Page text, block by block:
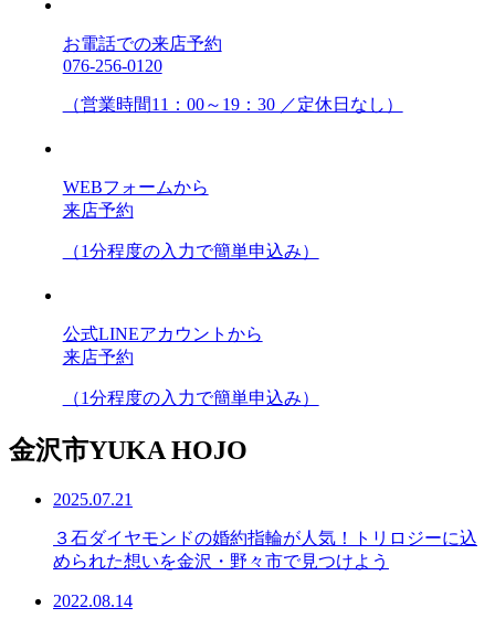
お電話での来店予約
076-256-0120
（営業時間11：00～19：30 ／定休日なし）
WEBフォームから
来店予約
（1分程度の入力で簡単申込み）
公式LINEアカウントから
来店予約
（1分程度の入力で簡単申込み）
金沢市YUKA HOJO
2025.07.21
３石ダイヤモンドの婚約指輪が人気！トリロジーに込
められた想いを金沢・野々市で見つけよう
2022.08.14